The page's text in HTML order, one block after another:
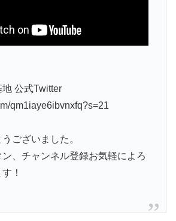
公式Twitter
qm1iaye6ibvnxfq?s=21
ございました。
、チャンネル登録お気軽によろ
！